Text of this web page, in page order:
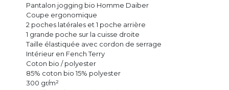
Pantalon jogging bio Homme Daiber
Coupe ergonomique
2 poches latérales et 1 poche arrière
1 grande poche sur la cuisse droite
Taille élastiquée avec cordon de serrage
Intérieur en Fench Terry
Coton bio / polyester
85% coton bio 15% polyester
300 gr/m²